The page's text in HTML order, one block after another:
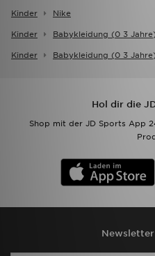
Kinder Nike
Kinder Babykleidung (0 3
Kinder Babykleidung (0 3
Hol dir die
Shop mit der JD Sports App